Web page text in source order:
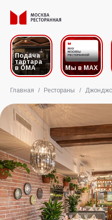
Подача
тартара
в ОМА
Мы в MAX
Главная / Рестораны /